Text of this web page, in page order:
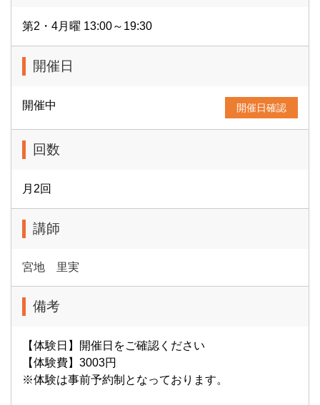
第2・4月曜 13:00～19:30
開催日
開催中 開催日確認
回数
月2回
講師
宮地 里実
備考
【体験日】開催日をご確認ください
【体験費】3003円
※体験は事前予約制となっております。